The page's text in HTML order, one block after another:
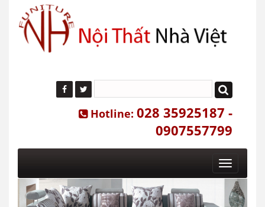
Hotline: 028 35925187 -
0907557799
Toggle